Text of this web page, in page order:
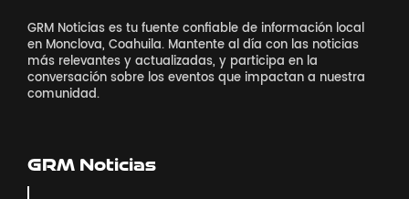
GRM Noticias es tu fuente confiable de información local
en Monclova, Coahuila. Mantente al día con las noticias
más relevantes y actualizadas, y participa en la
conversación sobre los eventos que impactan a nuestra
comunidad.
GRM Noticias